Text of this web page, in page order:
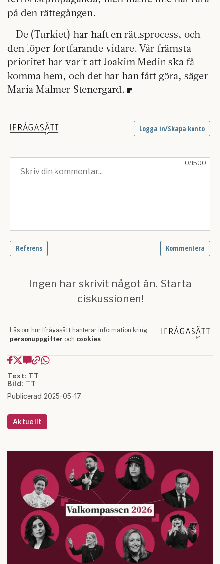
på den rättegången.
– De (Turkiet) har haft en rättsprocess, och
den löper fortfarande vidare. Vår främsta
prioritet har varit att Joakim Medin ska få
komma hem, och det har han fått göra, säger
Maria Malmer Stenergard.
Text: TT
Bild: TT
Publicerad 2025-05-17
Aktuellt